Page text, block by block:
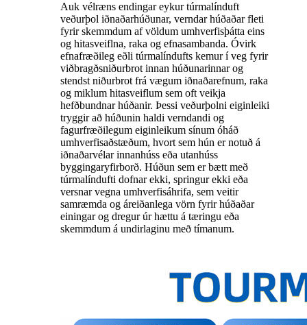
Auk vélræns endingar eykur túrmalínduft
veðurþol iðnaðarhúðunar, verndar húðaðar fleti
fyrir skemmdum af völdum umhverfisþátta eins
og hitasveiflna, raka og efnasambanda. Óvirk
efnafræðileg eðli túrmalíndufts kemur í veg fyrir
viðbragðsniðurbrot innan húðunarinnar og
stendst niðurbrot frá vægum iðnaðarefnum, raka
og miklum hitasveiflum sem oft veikja
hefðbundnar húðanir. Þessi veðurþolni eiginleiki
tryggir að húðunin haldi verndandi og
fagurfræðilegum eiginleikum sínum óháð
umhverfisaðstæðum, hvort sem hún er notuð á
iðnaðarvélar innanhúss eða utanhúss
byggingaryfirborð. Húðun sem er bætt með
túrmalíndufti dofnar ekki, springur ekki eða
versnar vegna umhverfisáhrifa, sem veitir
samræmda og áreiðanlega vörn fyrir húðaðar
einingar og dregur úr hættu á tæringu eða
skemmdum á undirlaginu með tímanum.